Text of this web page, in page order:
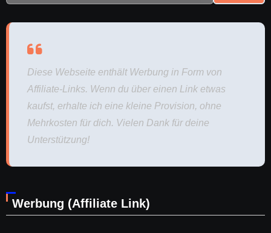
Diese Webseite enthält Werbung in Form von
Affiliate-Links. Wenn du über einen Link etwas
kaufst, erhalte ich eine kleine Provision, ohne
Mehrkosten für dich. Vielen Dank für deine
Unterstützung!
Werbung (Affiliate Link)